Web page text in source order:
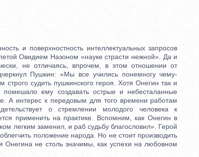
и поверхностность интеллектуальных запросов
Овидием Назоном «науке страсти нежной». Да и
не отличаясь, впрочем, в этом отношении от
Пушкин: «Мы все учились понемногу чему-
судить пушкинского героя. Хотя Онегин так и
ему создавать острые и небесталанные
А интерес к передовым для того времени работам
о стремлении молодого человека к
применить на практике. Вспомним, как Онегин в
легким заменил, и раб судьбу благословил». Герой
положение народа. Но не стоит производить
не столь значимы, как успехи на любовном